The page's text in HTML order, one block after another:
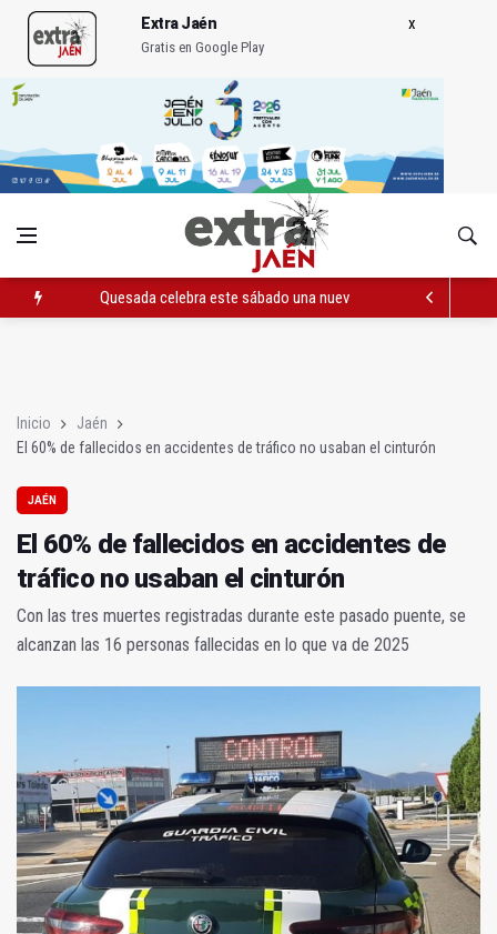
Extra Jaén
Gratis en Google Play
Quesada celebra este sábado una nueva jornada de Orgullo
Inicio
Jaén
El 60% de fallecidos en accidentes de tráfico no usaban el cinturón
JAÉN
El 60% de fallecidos en accidentes de
tráfico no usaban el cinturón
Con las tres muertes registradas durante este pasado puente, se
alcanzan las 16 personas fallecidas en lo que va de 2025